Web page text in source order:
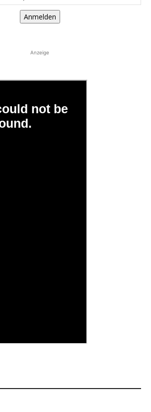
Anmelden
Anzeige